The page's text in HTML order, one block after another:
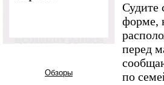
Обзоры
Судите
форме,
перед
по